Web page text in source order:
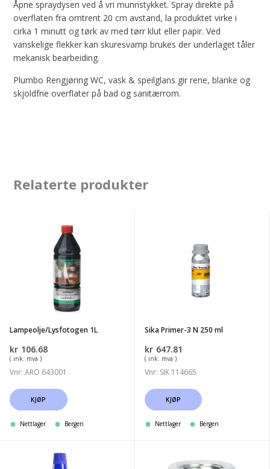
Åpne spraydysen ved å vri munnstykket. Spray direkte på
overflaten fra omtrent 20 cm avstand, la produktet virke i
cirka 1 minutt og tørk av med tørr klut eller papir. Ved
vanskelige flekker kan skuresvamp brukes der underlaget tåler
mekanisk bearbeiding.
Plumbo Rengjøring WC, vask & speilglans gir rene, blanke og
skjoldfrie overflater på bad og sanitærrom.
Relaterte produkter
Lampeolje/Lysfotogen
Lampeolje/Lysfotogen 1L
kr 106.68
( ink. mva )
Vnr: ARO 643001
KJØP
Nettlager Bergen
Sika Primer-3 N 250 ml
kr 647.81
( ink. mva )
Vnr: SIK 114665
KJØP
Nettlager Bergen